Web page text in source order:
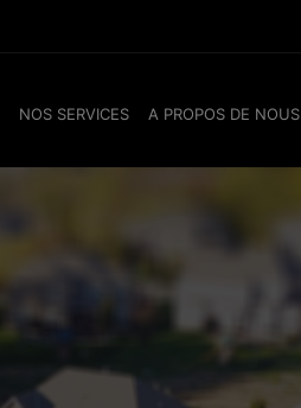
NOS SERVICES A PROPOS DE NOUS